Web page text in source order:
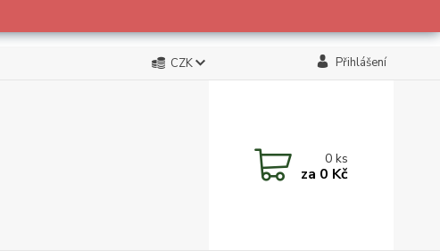
CZK Přihlášení
0ks
za 0 Kč